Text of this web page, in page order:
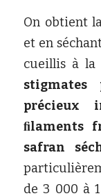
On obtient
et en
cueillis à la
précieux
ﬁlaments
safran
de 3 000 à